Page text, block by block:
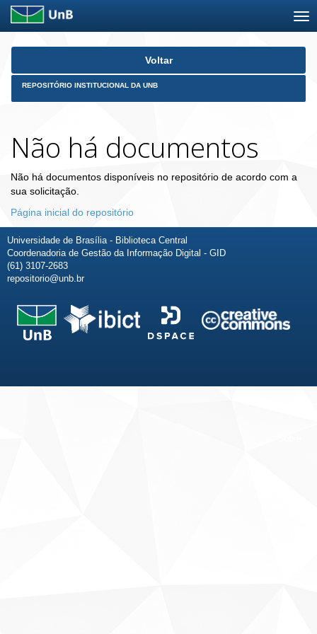
Skip
Voltar
REPOSITÓRIO INSTITUCIONAL DA UNB
Não há documentos
Não há documentos disponíveis no repositório de acordo com a
sua solicitação.
Página inicial do repositório
Universidade de Brasília - Biblioteca Central
Coordenadoria de Gestão da Informação Digital - GID
(61) 3107-2683
repositorio@unb.br